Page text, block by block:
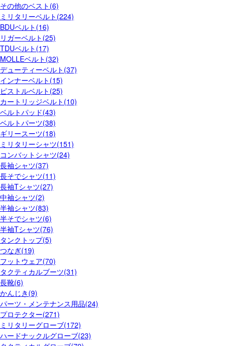
その他のベスト(6)
ミリタリーベルト(224)
BDUベルト(16)
リガーベルト(25)
TDUベルト(17)
MOLLEベルト(32)
デューティーベルト(37)
インナーベルト(15)
ピストルベルト(25)
カートリッジベルト(10)
ベルトパッド(43)
ベルトパーツ(38)
ギリースーツ(18)
ミリタリーシャツ(151)
コンバットシャツ(24)
長袖シャツ(37)
長そでシャツ(11)
長袖Tシャツ(27)
中袖シャツ(2)
半袖シャツ(83)
半そでシャツ(6)
半袖Tシャツ(76)
タンクトップ(5)
つなぎ(19)
フットウェア(70)
タクティカルブーツ(31)
長靴(6)
かんじき(9)
パーツ・メンテナンス用品(24)
プロテクター(271)
ミリタリーグローブ(172)
ハードナックルグローブ(23)